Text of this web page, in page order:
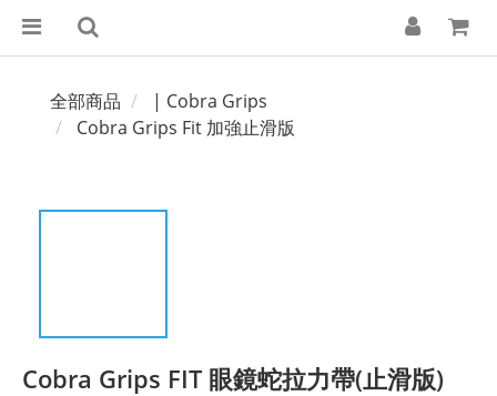
全部商品
| Cobra Grips
Cobra Grips Fit 加強止滑版
Cobra Grips FIT 眼鏡蛇拉力帶(止滑版)